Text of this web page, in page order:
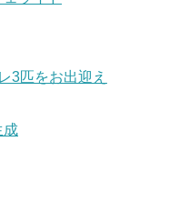
3匹をお出迎え
成